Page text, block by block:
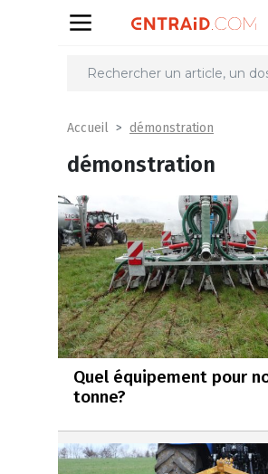
Accueil démonstration
démonstration
Quel équipement pour
tonne?